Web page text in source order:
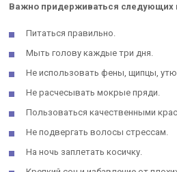
Важно придерживаться следующих
Питаться правильно.
Мыть голову каждые три дня.
Не использовать фены, щипцы,
Не расчесывать мокрые пряди.
Пользоваться качественными
Не подвергать волосы стрессам.
На ночь заплетать косичку.